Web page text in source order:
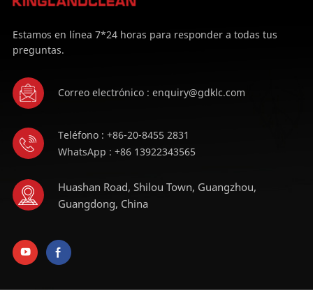
Estamos en línea 7*24 horas para responder a todas tus
preguntas.
Correo electrónico : enquiry@gdklc.com
Teléfono : +86-20-8455 2831
WhatsApp : +86 13922343565
Huashan Road, Shilou Town, Guangzhou,
Guangdong, China